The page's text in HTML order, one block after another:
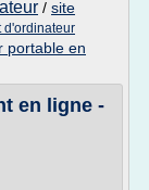
/ site
d'ordinateur
portable en
en ligne -